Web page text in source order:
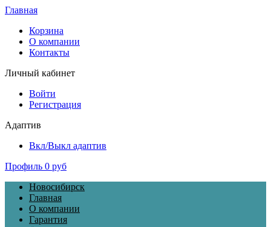
Главная
Корзина
О компании
Контакты
Личный кабинет
Войти
Регистрация
Адаптив
Вкл/Выкл адаптив
Профиль 0 руб
Новосибирск
Главная
О компании
Гарантия